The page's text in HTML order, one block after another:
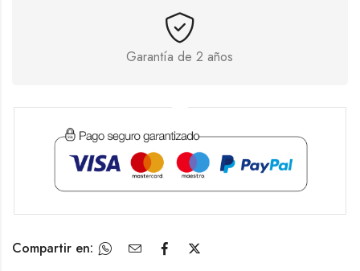
Garantía de 2 años
Compartir en: